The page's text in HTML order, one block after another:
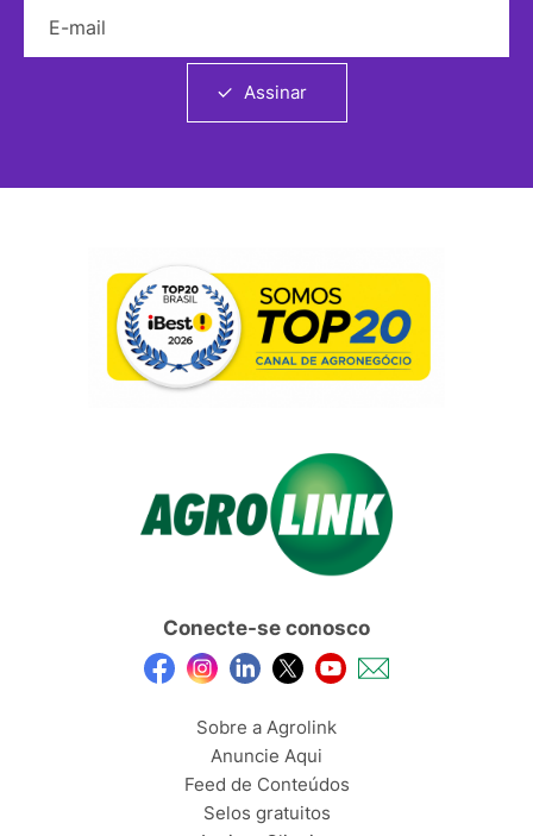
Assinar
Conecte-se conosco
Sobre a Agrolink
Anuncie Aqui
Feed de Conteúdos
Selos gratuitos